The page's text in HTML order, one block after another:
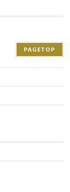
PAGETOP